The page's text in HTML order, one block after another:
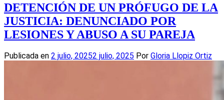
DETENCIÓN DE UN PRÓFUGO DE LA
JUSTICIA: DENUNCIADO POR
LESIONES Y ABUSO A SU PAREJA
Publicada en 2 julio, 20252 julio, 2025 Por Gloria Llopiz Ortiz